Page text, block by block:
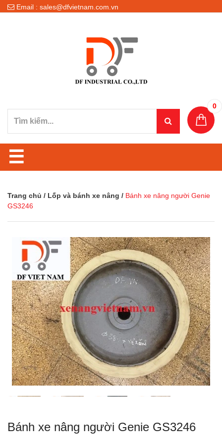
Email : sales@dfvietnam.com.vn
0
☰
Trang chủ / Lốp và bánh xe nâng / Bánh xe nâng người Genie
GS3246
Bánh xe nâng người Genie GS3246